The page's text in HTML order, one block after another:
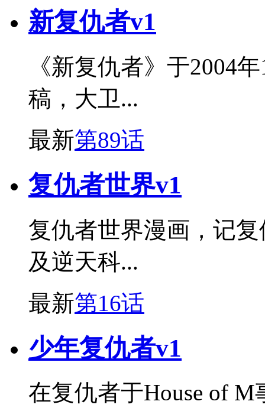
新复仇者v1
《新复仇者》于2004
稿，大卫...
最新第89话
复仇者世界v1
复仇者世界漫画，记
及逆天科...
最新第16话
少年复仇者v1
在复仇者于House of